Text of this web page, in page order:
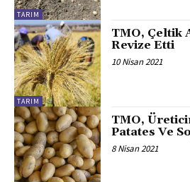
TARIM
TARIM
TMO, Çeltik
Revize Etti
10 Nisan 2021
TMO,
Patates Ve
8 Nisan 2021